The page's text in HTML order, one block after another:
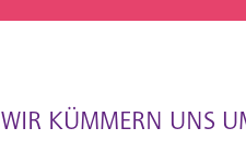
WIR KÜMMERN UNS